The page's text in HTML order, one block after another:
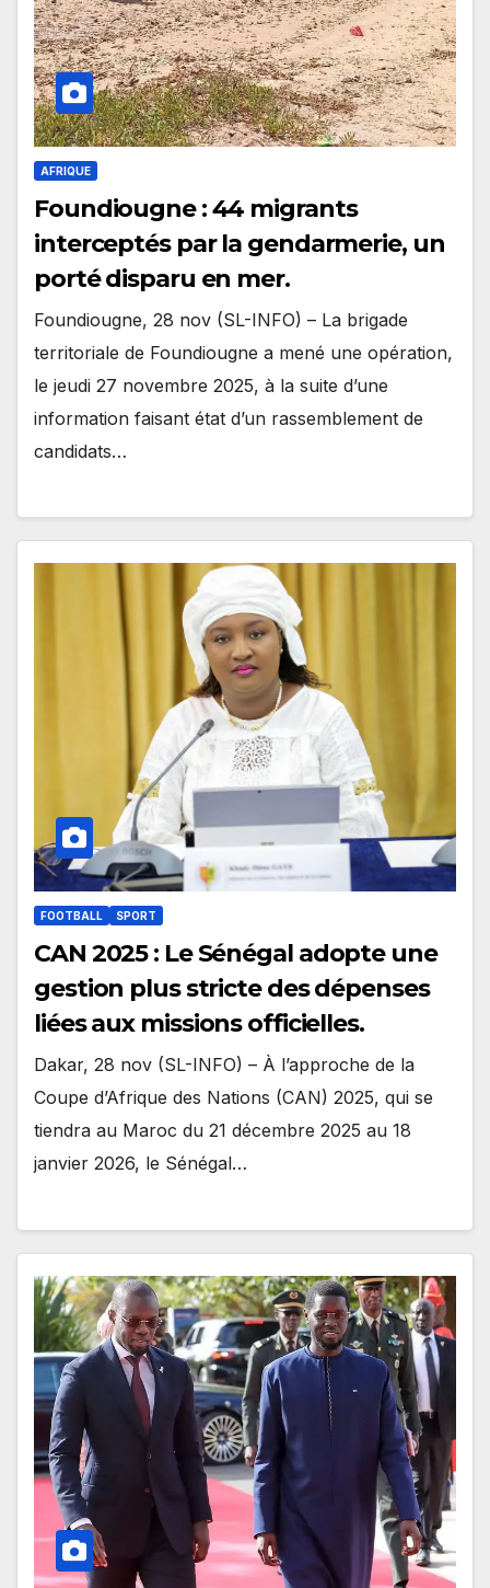
AFRIQUE
Foundiougne : 44 migrants
interceptés par la gendarmerie, un
porté disparu en mer.
Foundiougne, 28 nov (SL-INFO) – La brigade
territoriale de Foundiougne a mené une opération,
le jeudi 27 novembre 2025, à la suite d’une
information faisant état d’un rassemblement de
candidats…
FOOTBALL SPORT
CAN 2025 : Le Sénégal adopte une
gestion plus stricte des dépenses
liées aux missions officielles.
Dakar, 28 nov (SL-INFO) – À l’approche de la
Coupe d’Afrique des Nations (CAN) 2025, qui se
tiendra au Maroc du 21 décembre 2025 au 18
janvier 2026, le Sénégal…